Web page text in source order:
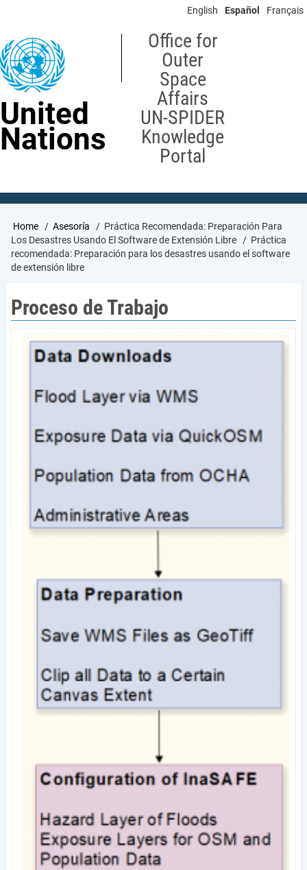
content
English Español Français
United
Nations
Office for
Outer
Space
Affairs
UN-SPIDER
Knowledge
Portal
Breadcrumb
Home Asesoría
Práctica Recomendada: Preparación Para
Los Desastres Usando El Software de Extensión Libre
Práctica
recomendada: Preparación para los desastres usando el software
de extensión libre
Proceso de Trabajo